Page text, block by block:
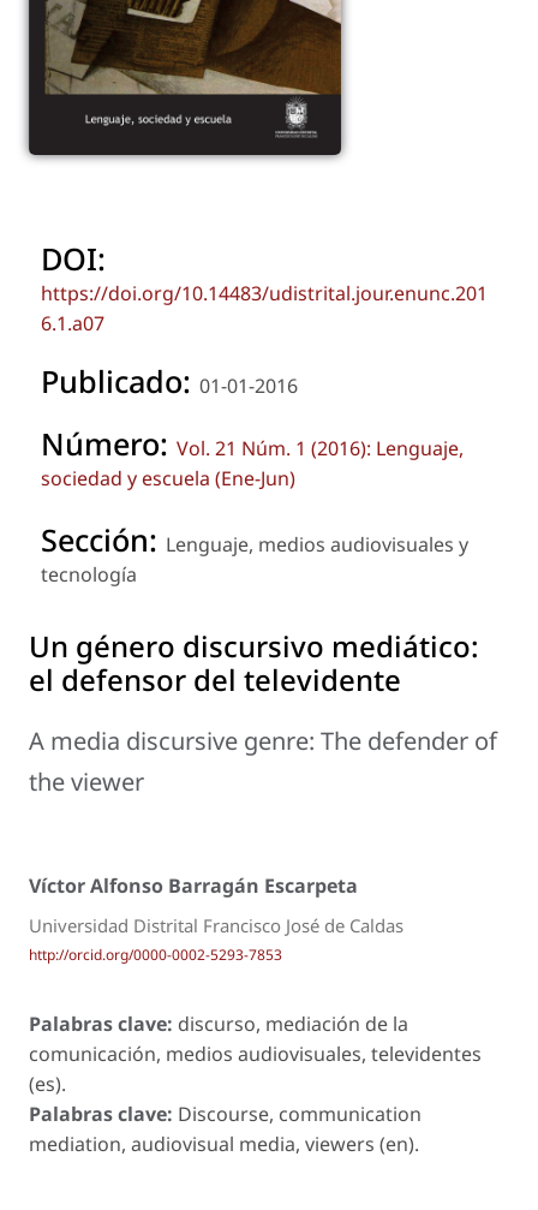
DOI:
https://doi.org/10.14483/udistrital.jour.enunc.201
6.1.a07
Publicado: 01-01-2016
Número: Vol. 21 Núm. 1 (2016): Lenguaje,
sociedad y escuela (Ene-Jun)
Sección: Lenguaje, medios audiovisuales y
tecnología
Un género discursivo mediático:
el defensor del televidente
A media discursive genre: The defender of
the viewer
Víctor Alfonso Barragán Escarpeta
Universidad Distrital Francisco José de Caldas
http://orcid.org/0000-0002-5293-7853
Palabras clave: discurso, mediación de la
comunicación, medios audiovisuales, televidentes
(es).
Palabras clave: Discourse, communication
mediation, audiovisual media, viewers (en).